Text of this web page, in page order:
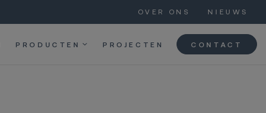
OVER ONS NIEUWS
PRODUCTEN PROJECTEN CONTACT